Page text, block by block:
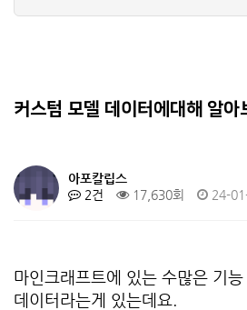
커스텀 모델 데이터에대해 알아
아포칼립스
2건
17,630회 24-
마인크래프트에 있는 수많은 기
데이터라는게 있는데요.